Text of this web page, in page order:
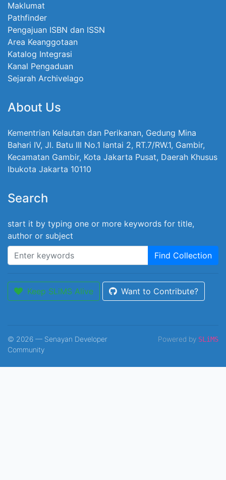
Maklumat
Pathfinder
Pengajuan ISBN dan ISSN
Area Keanggotaan
Katalog Integrasi
Kanal Pengaduan
Sejarah Archivelago
About Us
Kementrian Kelautan dan Perikanan, Gedung Mina
Bahari IV, Jl. Batu III No.1 lantai 2, RT.7/RW.1, Gambir,
Kecamatan Gambir, Kota Jakarta Pusat, Daerah Khusus
Ibukota Jakarta 10110
Search
start it by typing one or more keywords for title,
author or subject
Find Collection
Keep SLiMS Alive Want to Contribute?
© 2026 — Senayan Developer
Community
Powered by SLiMS